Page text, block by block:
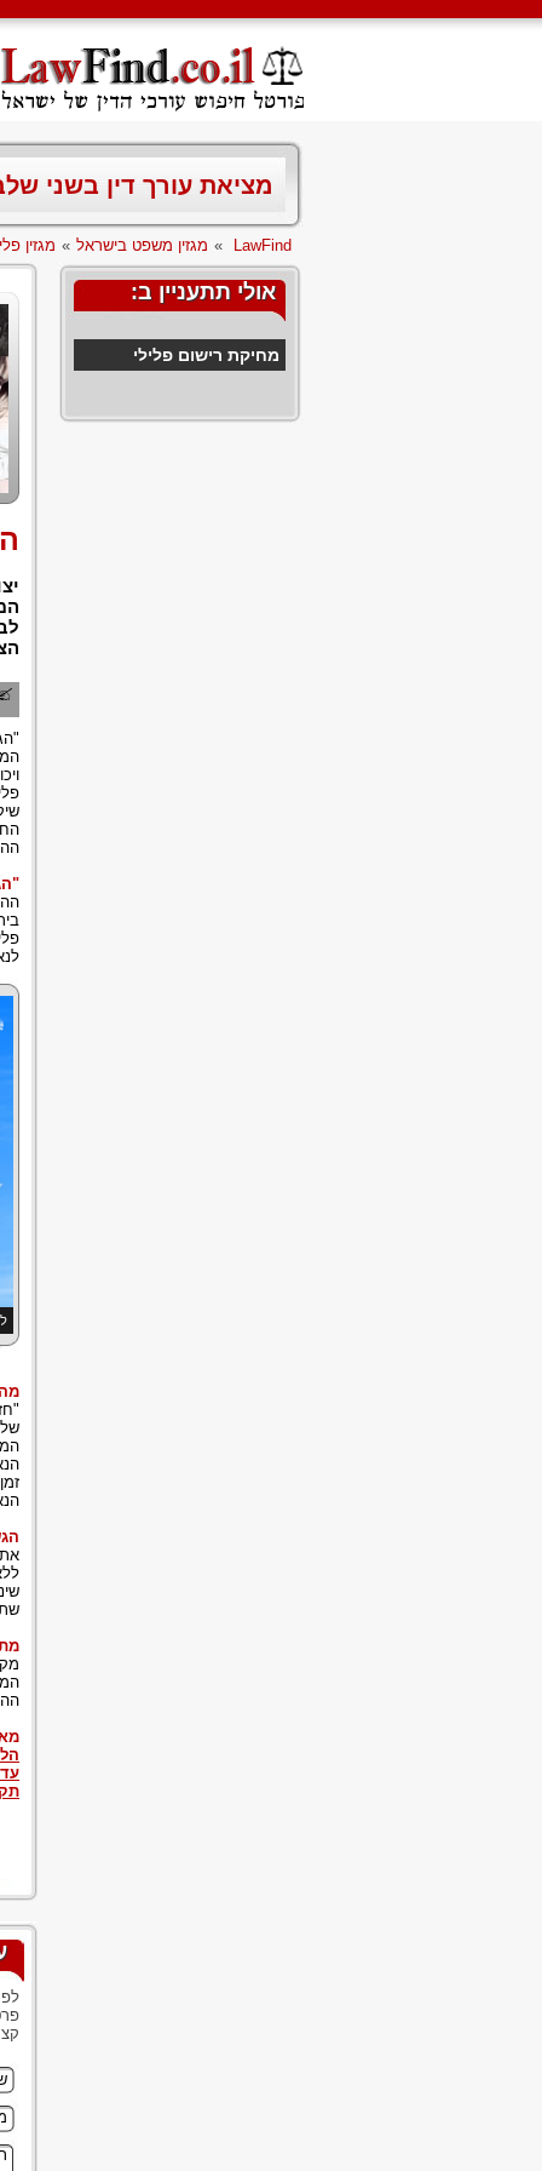
מציאת עורך דין בשני
LawFind
» מגזין משפט בישראל » מגזין
אולי תתעניין ב:
מחיקת רישום פלילי